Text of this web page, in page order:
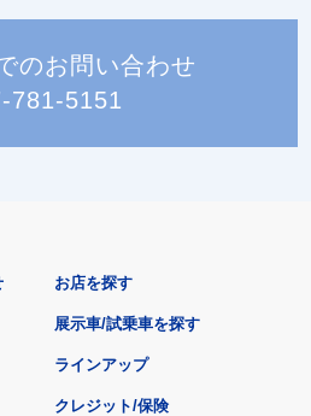
のお問い合わせ
781-5151
お店を探す
展示車/試乗車を探す
ラインアップ
クレジット/保険